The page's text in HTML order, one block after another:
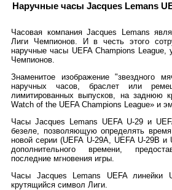
Наручные часы Jacques Lemans
Часовая компания Jacques Lemans
Лиги Чемпионов. И в честь этого
наручные часы UEFA Champions
Чемпионов.
Знаменитое изображение "звездного
наручных часов, браслет или
лимитированных выпусков, на заднюю
Watch of the UEFA Champions League» и
Часы Jacques Lemans UEFA U-29 и
безеле, позволяющую определять
новой серии (UEFA U-29A, UEFA U-29B
дополнительного времени,
последние мгновения игры.
Часы Jacques Lemans UEFA линейки
крутящийся символ Лиги.